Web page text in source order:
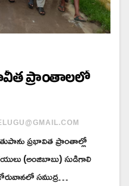
ప్రాంతాలలో
ప్రభావిత ప్రాంతాల్లో
(అంజిబాబు) సుడిగాలి
సముద్ర…